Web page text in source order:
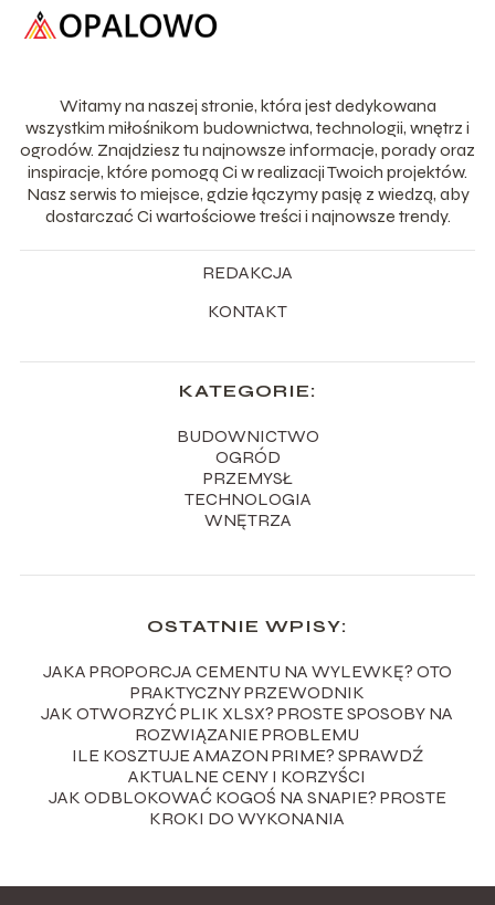
Witamy na naszej stronie, która jest dedykowana
wszystkim miłośnikom budownictwa, technologii, wnętrz i
ogrodów. Znajdziesz tu najnowsze informacje, porady oraz
inspiracje, które pomogą Ci w realizacji Twoich projektów.
Nasz serwis to miejsce, gdzie łączymy pasję z wiedzą, aby
dostarczać Ci wartościowe treści i najnowsze trendy.
REDAKCJA
KONTAKT
KATEGORIE:
BUDOWNICTWO
OGRÓD
PRZEMYSŁ
TECHNOLOGIA
WNĘTRZA
OSTATNIE WPISY:
JAKA PROPORCJA CEMENTU NA WYLEWKĘ? OTO
PRAKTYCZNY PRZEWODNIK
JAK OTWORZYĆ PLIK XLSX? PROSTE SPOSOBY NA
ROZWIĄZANIE PROBLEMU
ILE KOSZTUJE AMAZON PRIME? SPRAWDŹ
AKTUALNE CENY I KORZYŚCI
JAK ODBLOKOWAĆ KOGOŚ NA SNAPIE? PROSTE
KROKI DO WYKONANIA